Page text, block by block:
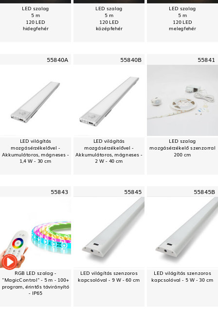
LED szalag
5 m
120 LED
hidegfehér
LED szalag
5 m
120 LED
középfehér
LED szalag
5 m
120 LED
melegfehér
55840A
LED világítás
mozgásérzékelővel -
Akkumulátoros, mágneses -
1,4 W - 30 cm
55840B
LED világítás
mozgásérzékelővel -
Akkumulátoros, mágneses -
2 W - 40 cm
55841
LED szalag
mozgásérzékelő szenzorral
200 cm
55843
RGB LED szalag -
"MagicControl" - 5 m - 100+
program, érintős távirányító
- IP65
55845
LED világítás szenzoros
kapcsolóval - 9 W - 60 cm
55845B
LED világítás szenzoros
kapcsolóval - 5 W - 30 cm